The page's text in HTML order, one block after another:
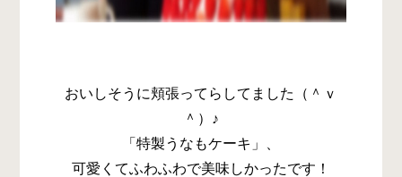
おいしそうに頬張ってらしてました（＾ｖ
＾）♪
「特製うなもケーキ」、
可愛くてふわふわで美味しかったです！